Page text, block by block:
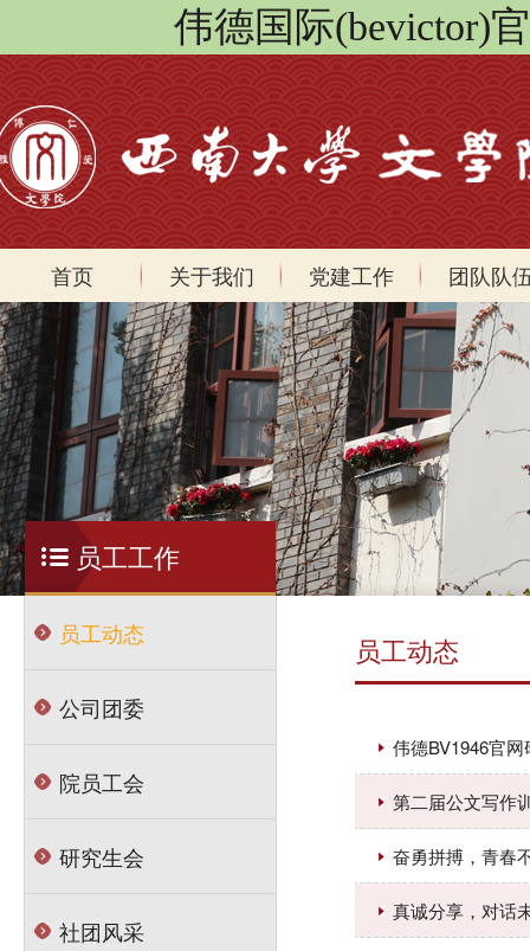
伟德国际(bevictor)
首页 关于我们 党建工作 团队队
员工工作
员工动态
公司团委
院员工会
研究生会
社团风采
员工动态
伟德BV1946官
第二届公文写作
奋勇拼搏，青春
真诚分享，对话